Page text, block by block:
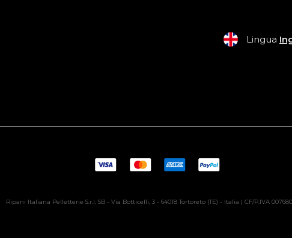
Lingua
Ripani Italiana Pelletterie S.r.l. SB - Via Botticelli, 3 - 64018 Tortoreto (TE) - Italia | CF/P.IVA